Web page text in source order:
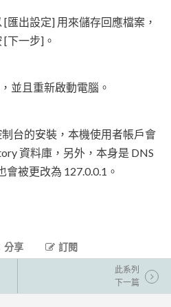
匯出設定] 用來儲存回應檔案，
下一步]。
並且重新啟動電腦。
台的安裝，本機使用者帳戶會
資料庫，另外，本身是 DNS
被更改為 127.0.0.1。
分享 訂閱
此系列
下一篇